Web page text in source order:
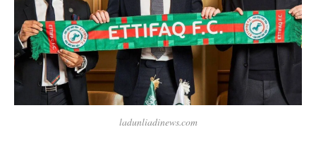
ladunliadinews.com